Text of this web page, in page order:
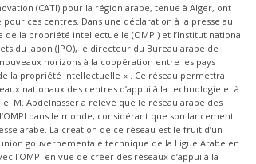
(CATI) pour la région arabe, tenue à Alger, ont
ces centres. Dans une déclaration à la presse au
la propriété intellectuelle (OMPI) et l’Institut national
du Japon (JPO), le directeur du Bureau arabe de
horizons à la coopération entre les pays
la propriété intellectuelle « . Ce réseau permettra
nationaux des centres d’appui à la technologie et à
M. Abdelnasser a relevé que le réseau arabe des
dans le monde, considérant que son lancement
arabe. La création de ce réseau est le fruit d’un
gouvernementale technique de la Ligue Arabe en
l’OMPI en vue de créer des réseaux d’appui à la